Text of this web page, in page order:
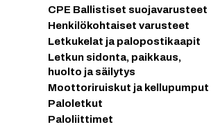
CPE Ballistiset suojavarusteet
Henkilökohtaiset varusteet
Letkukelat ja palopostikaapit
Letkun sidonta, paikkaus,
huolto ja säilytys
Moottoriruiskut ja kellupumput
Paloletkut
Paloliittimet